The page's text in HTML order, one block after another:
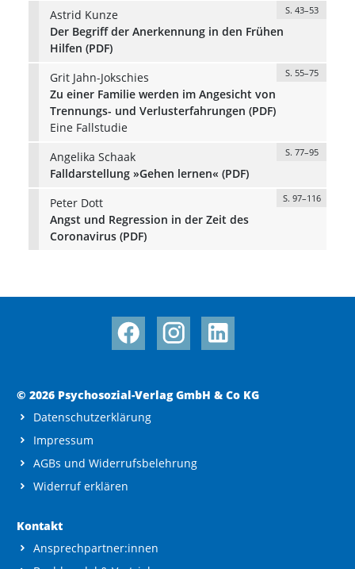
Astrid Kunze
S. 43–53
Der Begriff der Anerkennung in den Frühen
Hilfen (PDF)
Grit Jahn-Jokschies
S. 55–75
Zu einer Familie werden im Angesicht von
Trennungs- und Verlusterfahrungen (PDF)
Eine Fallstudie
Angelika Schaak
S. 77–95
Falldarstellung »Gehen lernen« (PDF)
Peter Dott
S. 97–116
Angst und Regression in der Zeit des
Coronavirus (PDF)
© 2026 Psychosozial-Verlag GmbH & Co KG
Datenschutzerklärung
Impressum
AGBs und Widerrufsbelehrung
Widerruf erklären
Kontakt
Ansprechpartner:innen